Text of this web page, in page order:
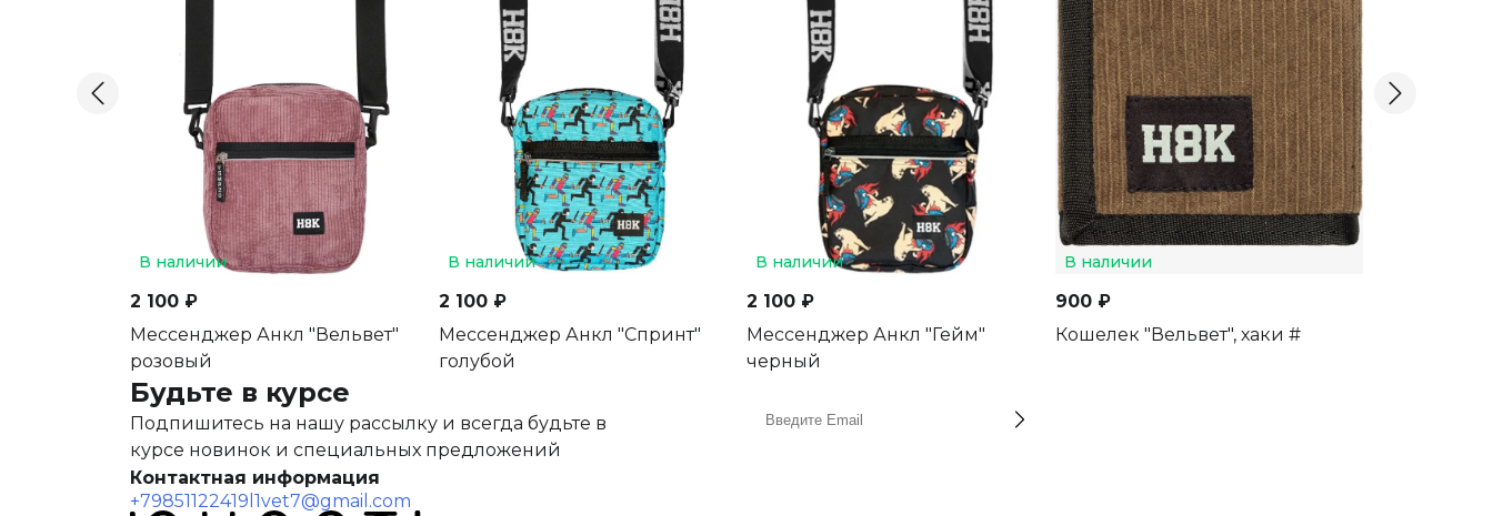
В наличии
2 100 ₽
Мессенджер Анкл "Вельвет"
розовый
В наличии
2 100 ₽
Мессенджер Анкл "Спринт"
голубой
В наличии
2 100 ₽
Мессенджер Анкл "Гейм"
черный
В наличии
900 ₽
Кошелек "Вельвет", хаки #
Будьте в курсе
Подпишитесь на нашу рассылку и всегда будьте в
курсе новинок и специальных предложений
Контактная информация
+79851122419 l1vet7@gmail.com